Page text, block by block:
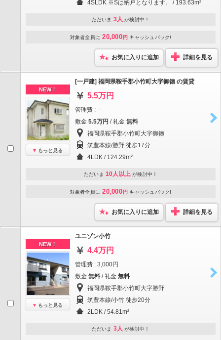
4SLDK ※Sは納戸となります。 / 193.63m²
ただいま 3人 が検討中！
対象者全員に 20,000 円 キャッシュバック!
お気に入りに追加 詳細を見る
NEW！
もっと見る
[一戸建] 福岡県鞍手郡小竹町大字御徳 の賃貸
5.5万円
管理費 : －
敷金 5.5万円 / 礼金 無料
福岡県鞍手郡小竹町大字御徳
筑豊本線/勝野 徒歩17分
4LDK / 124.29m²
ただいま 10人以上 が検討中！
対象者全員に 20,000 円 キャッシュバック!
お気に入りに追加 詳細を見る
NEW！
もっと見る
ユニゾン小竹
4.4万円
管理費 : 3,000円
敷金 無料 / 礼金 無料
福岡県鞍手郡小竹町大字勝野
筑豊本線/小竹 徒歩20分
2LDK / 54.81m²
ただいま 3人 が検討中！